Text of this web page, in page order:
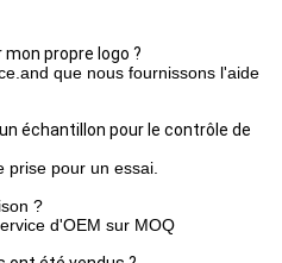
propre logo ?
que nous fournissons l'aide
échantillon pour le contrôle de
prise pour un essai.
?
d'OEM sur MOQ